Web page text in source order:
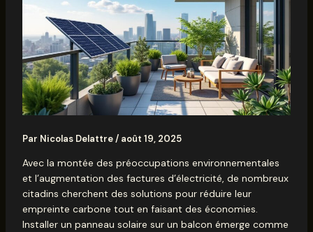
Par Nicolas Delattre/ août 19, 2025
Avec la montée des préoccupations environnementales
et l’augmentation des factures d’électricité, de nombreux
citadins cherchent des solutions pour réduire leur
empreinte carbone tout en faisant des économies.
Installer un panneau solaire sur un balcon émerge comme